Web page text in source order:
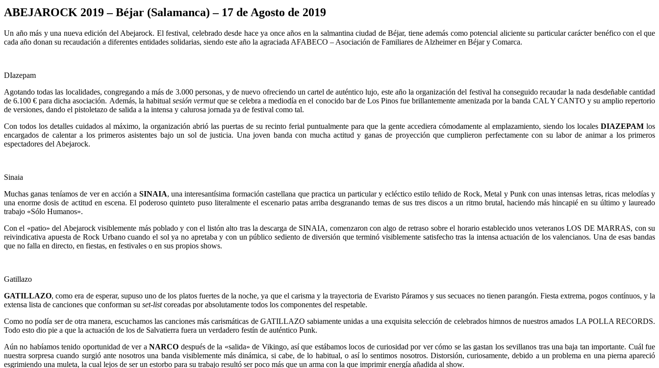
ABEJAROCK 2019 – Béjar (Salamanca) – 17 de Agosto de 2019
Un año más y una nueva edición del Abejarock. El festival, celebrado desde hace ya once años en la salmantina ciudad de Béjar, tiene además como potencial aliciente su particular carácter benéfico con el que
cada año donan su recaudación a diferentes entidades solidarias, siendo este año la agraciada AFABECO – Asociación de Familiares de Alzheimer en Béjar y Comarca.
DIazepam
Agotando todas las localidades, congregando a más de 3.000 personas, y de nuevo ofreciendo un cartel de auténtico lujo, este año la organización del festival ha conseguido recaudar la nada desdeñable cantidad
de 6.100 € para dicha asociación. Además, la habitual sesión vermutque se celebra a mediodía en el conocido bar de Los Pinos fue brillantemente amenizada por la banda CAL Y CANTO y su amplio repertorio
de versiones, dando el pistoletazo de salida a la intensa y calurosa jornada ya de festival como tal.
Con todos los detalles cuidados al máximo, la organización abrió las puertas de su recinto ferial puntualmente para que la gente accediera cómodamente al emplazamiento, siendo los locales DIAZEPAM los
encargados de calentar a los primeros asistentes bajo un sol de justicia. Una joven banda con mucha actitud y ganas de proyección que cumplieron perfectamente con su labor de animar a los primeros
espectadores del Abejarock.
Sinaia
Muchas ganas teníamos de ver en acción a SINAIA, una interesantísima formación castellana que practica un particular y ecléctico estilo teñido de Rock, Metal y Punk con unas intensas letras, ricas melodías y
una enorme dosis de actitud en escena. El poderoso quinteto puso literalmente el escenario patas arriba desgranando temas de sus tres discos a un ritmo brutal, haciendo más hincapié en su último y laureado
trabajo «Sólo Humanos».
Con el «patio» del Abejarock visiblemente más poblado y con el listón alto tras la descarga de SINAIA, comenzaron con algo de retraso sobre el horario establecido unos veteranos LOS DE MARRAS, con su
reivindicativa apuesta de Rock Urbano cuando el sol ya no apretaba y con un público sediento de diversión que terminó visiblemente satisfecho tras la intensa actuación de los valencianos. Una de esas bandas
que no falla en directo, en fiestas, en festivales o en sus propios shows.
Gatillazo
GATILLAZO, como era de esperar, supuso uno de los platos fuertes de la noche, ya que el carisma y la trayectoria de Evaristo Páramos y sus secuaces no tienen parangón. Fiesta extrema, pogos contínuos, y la
extensa lista de canciones que conforman su set-listcoreadas por absolutamente todos los componentes del respetable.
Como no podía ser de otra manera, escuchamos las canciones más carismáticas de GATILLAZO sabiamente unidas a una exquisita selección de celebrados himnos de nuestros amados LA POLLA RECORDS.
Todo esto dio pie a que la actuación de los de Salvatierra fuera un verdadero festín de auténtico Punk.
Aún no habíamos tenido oportunidad de ver aNARCO después de la «salida» de Vikingo, así que estábamos locos de curiosidad por ver cómo se las gastan los sevillanos tras una baja tan importante. Cuál fue
nuestra sorpresa cuando surgió ante nosotros una banda visiblemente más dinámica, si cabe, de lo habitual, o así lo sentimos nosotros. Distorsión, curiosamente, debido a un problema en una pierna apareció
esgrimiendo una muleta, la cual lejos de ser un estorbo para su trabajo resultó ser poco más que un arma con la que imprimir energía añadida al show.